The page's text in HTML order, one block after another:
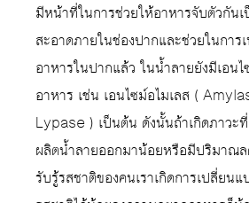
มีหน้าที่ในการช่วยให้อาหารจับตัวกัน
สะอาดภายในช่องปากและช่วยในการ
อาหารในปากแล้ว ในน้ำลายยังมีเอน
อาหาร เช่น เอนไซม์อไมเลส (
Lypase ) เป็นต้น ดังนั้นถ้าเกิดภาวะ
ผลิตน้ำลายออกมาน้อยหรือมีปริมาณล
รับรู้รสชาติของคนเราเกิดการเปลี่ยน